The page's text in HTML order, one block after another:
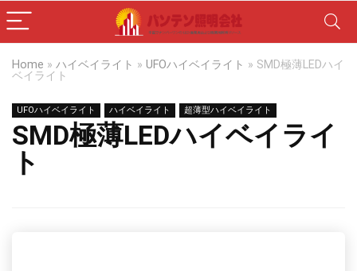
Home » ハイベイライト » UFOハイベイライト » SMD極薄LEDハイ
ベイライト
UFOハイベイライト ハイベイライト 超薄型ハイベイライト
SMD極薄LEDハイベイライ
ト